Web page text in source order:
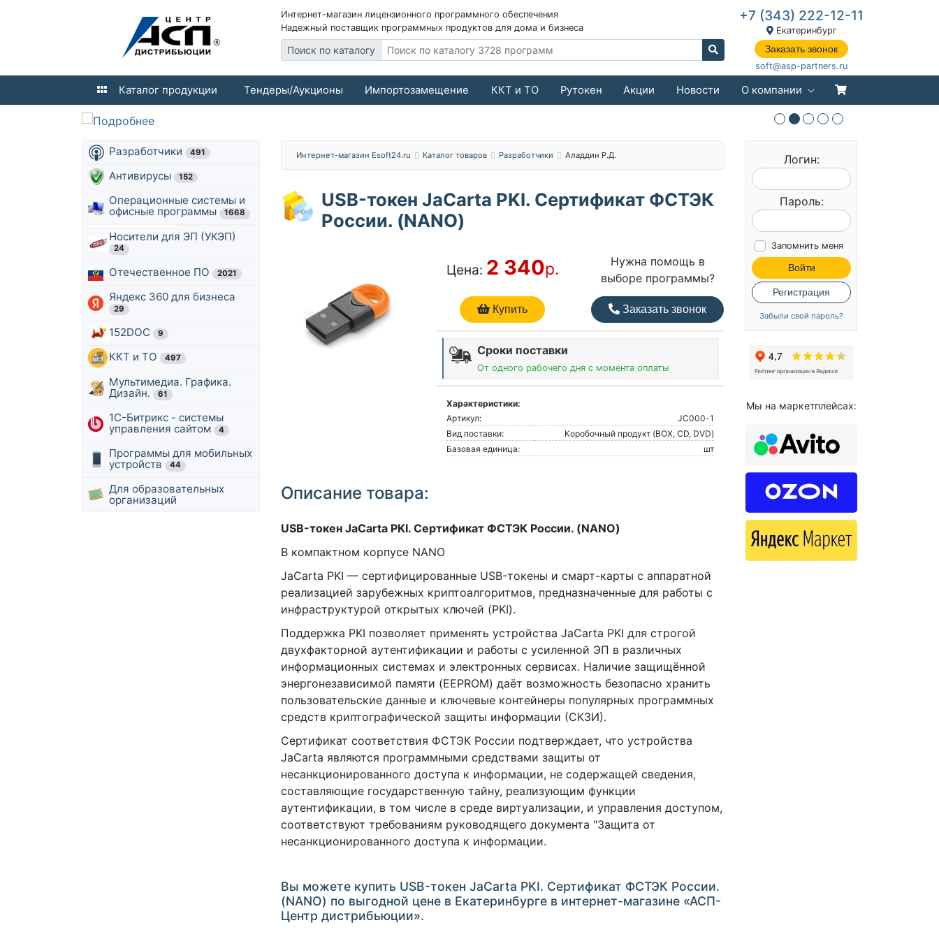
Интернет-магазин лицензионного программного обеспечения
Надежный поставщик программных продуктов для дома и бизнеса
Поиск по каталогу
+7 (343) 222-12-11
Екатеринбург
Заказать звонок
soft@asp-partners.ru
Каталог продукции Тендеры/Аукционы Импортозамещение ККТ и ТО Рутокен Акции Новости О компании
Разработчики 491
Антивирусы 152
Операционные системы и
офисные программы
1668
Носители для ЭП (УКЭП)
24
Отечественное ПО 2021
Яндекс 360 для бизнеса
29
152DOC 9
ККТ и ТО 497
Мультимедиа. Графика.
Дизайн.
61
1С-Битрикс - системы
управления сайтом
4
Программы для мобильных
устройств
44
Для образовательных
организаций
Интернет-магазин Esoft24.ru Каталог товаров Разработчики Аладдин Р.Д.
USB-токен JaCarta PKI. Сертификат ФСТЭК
России. (NANO)
Цена: 2 340р.
Купить
Нужна помощь в
выборе программы?
Заказать звонок
Сроки поставки
От одного рабочего дня с момента оплаты
Характеристики:
Артикул:
JC000-1
Вид поставки:
Коробочный продукт (BOX, CD, DVD)
Базовая единица:
шт
Описание товара:
USB-токен JaCarta PKI. Сертификат ФСТЭК России. (NANO)
В компактном корпусе NANO
JaCarta PKI — сертифицированные USB-токены и смарт-карты с аппаратной
реализацией зарубежных криптоалгоритмов, предназначенные для работы с
инфраструктурой открытых ключей (PKI).
Поддержка PKI позволяет применять устройства JaCarta PKI для строгой
двухфакторной аутентификации и работы с усиленной ЭП в различных
информационных системах и электронных сервисах. Наличие защищённой
энергонезависимой памяти (EEPROM) даёт возможность безопасно хранить
пользовательские данные и ключевые контейнеры популярных программных
средств криптографической защиты информации (СКЗИ).
Сертификат соответствия ФСТЭК России подтверждает, что устройства
JaCarta являются программными средствами защиты от
несанкционированного доступа к информации, не содержащей сведения,
составляющие государственную тайну, реализующим функции
аутентификации, в том числе в среде виртуализации, и управления доступом,
соответствуют требованиям руководящего документа "Защита от
несанкционированного доступа к информации.
Вы можете купить USB-токен JaCarta PKI. Сертификат ФСТЭК России.
(NANO) по выгодной цене в Екатеринбурге в интернет-магазине «АСП-
Центр дистрибьюции».
Логин:
Пароль:
Запомнить меня
Войти
Регистрация
Забыли свой пароль?
Мы на маркетплейсах: